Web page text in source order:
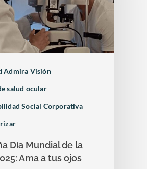
Admira Visión
salud ocular
Social Corporativa
Día Mundial de la
Ama a tus ojos